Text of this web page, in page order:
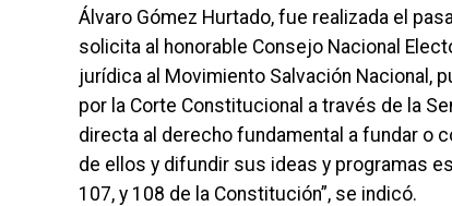
Álvaro Gómez Hurtado, fue realizada el
solicita al honorable Consejo Nacional
jurídica al Movimiento Salvación
por la Corte Constitucional a través de la
directa al derecho fundamental a fundar o
de ellos y difundir sus ideas y programas
107, y 108 de la Constitución”, se indicó.